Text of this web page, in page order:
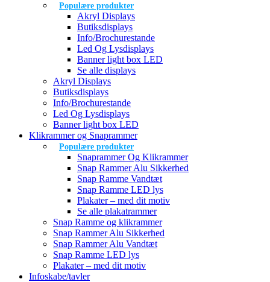
Populære produkter
Akryl Displays
Butiksdisplays
Info/Brochurestande
Led Og Lysdisplays
Banner light box LED
Se alle displays
Akryl Displays
Butiksdisplays
Info/Brochurestande
Led Og Lysdisplays
Banner light box LED
Klikrammer og Snaprammer
Populære produkter
Snaprammer Og Klikrammer
Snap Rammer Alu Sikkerhed
Snap Ramme Vandtæt
Snap Ramme LED lys
Plakater – med dit motiv
Se alle plakatrammer
Snap Ramme og klikrammer
Snap Rammer Alu Sikkerhed
Snap Rammer Alu Vandtæt
Snap Ramme LED lys
Plakater – med dit motiv
Infoskabe/tavler